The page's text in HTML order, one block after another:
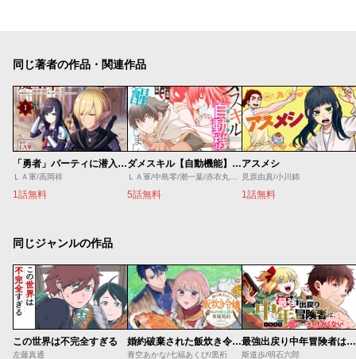
同じ著者の作品・関連作品
「勇者」パーティに潜入した魔王軍の暗殺者～危険度ＳＳＳクラスのミッション、バレない様に頑張ってたら女勇者に気に入られた～
ＬＡ軍/高岡祥
1話無料
ダメスキル【自動機能】が覚醒しました
5話無料
アスメシ
見原由真/小川錦
1話無料
同じジャンルの作品
この世界は不完全すぎる
左藤真通
婚約破棄された飯炊き令嬢の私は冷酷公爵と専属契約しました～ですが胃袋を掴んだ結果、冷たかった公爵様がどんどん優しくなっています～
青空あかな/七福あくび/黒裄
最強出戻り中年冒険者は、今さら命なんてかけたくない
斯道歩/明石六郎